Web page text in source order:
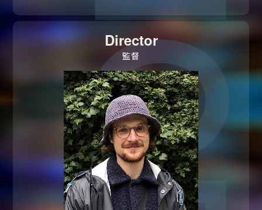
Director
監督